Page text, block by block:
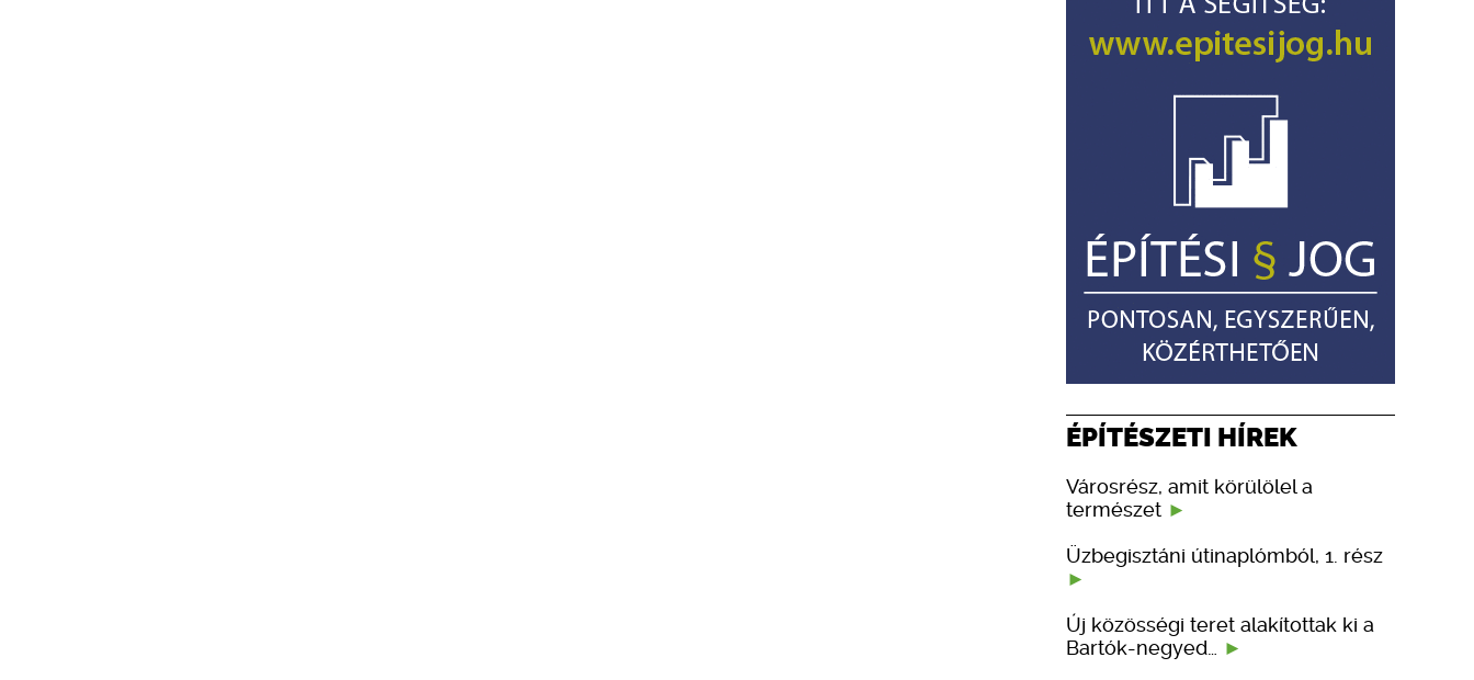
ÉPÍTÉSZETI HÍREK
Városrész, amit körülölel a
természet
Üzbegisztáni útinaplómból, 1. rész
Új közösségi teret alakítottak ki a
Bartók-negyed…